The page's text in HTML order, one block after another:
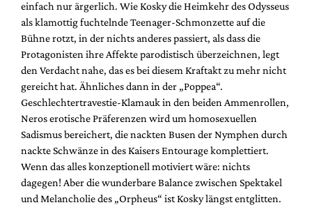
einfach nur ärgerlich. Wie Kosky die Heimkehr des Odysseus
als klamottig fuchtelnde Teenager-Schmonzette auf die
Bühne rotzt, in der nichts anderes passiert, als dass die
Protagonisten ihre Affekte parodistisch überzeichnen, legt
den Verdacht nahe, das es bei diesem Kraftakt zu mehr nicht
gereicht hat. Ähnliches dann in der „Poppea“.
Geschlechtertravestie-Klamauk in den beiden Ammenrollen,
Neros erotische Präferenzen wird um homosexuellen
Sadismus bereichert, die nackten Busen der Nymphen durch
nackte Schwänze in des Kaisers Entourage komplettiert.
Wenn das alles konzeptionell motiviert wäre: nichts
dagegen! Aber die wunderbare Balance zwischen Spektakel
und Melancholie des „Orpheus“ ist Kosky längst entglitten.